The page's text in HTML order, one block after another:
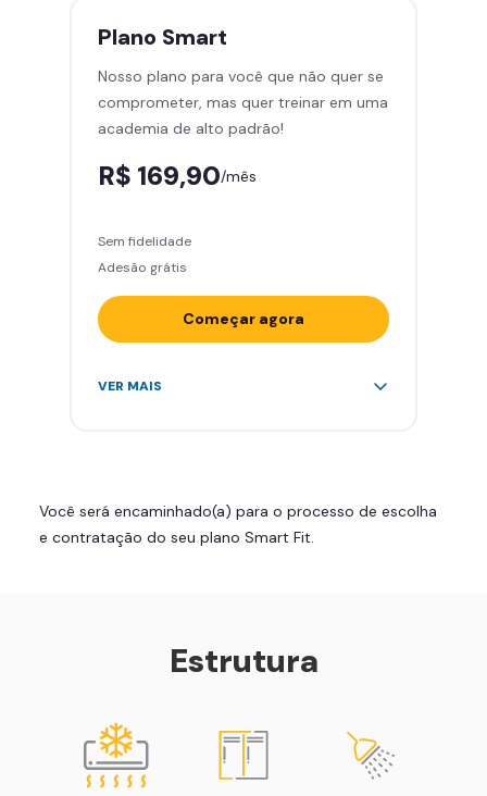
Cadeira de massagem
Skeelo App (Audiobook)*
Área de musculação e aeróbicos
Smart Fit App
Plano Smart
Nosso plano para você que não quer se
comprometer, mas quer treinar em uma
academia de alto padrão!
R$ 169,90/mês
Sem fidelidade
Adesão grátis
Começar agora
Acesso ilimitado a +2.000
Skeelo App (Audiobook)*
Área de musculação e aeróbicos
VER MAIS
Você será encaminhado(a) para o processo de escolha
e contratação do seu plano Smart Fit.
Estrutura